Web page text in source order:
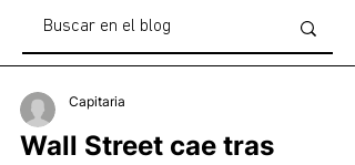
Wall Street cae tras
Capitaria